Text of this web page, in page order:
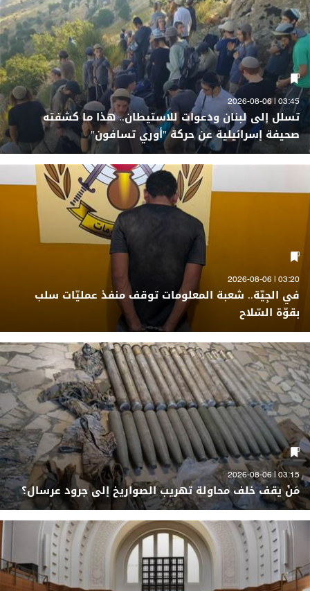
03:45 | 2026-08-06
تسلل إلى لبنان ودعوات للاستيطان.. هذا ما كشفته
صحيفة إسرائيلية عن حركة "أوري تسافون"
03:20 | 2026-08-06
في الجِيّة.. شعبة المعلومات توقف منفذ عمليّات سلب
بقوّة السّلاح
03:15 | 2026-08-06
مَنْ يقف خلف محاولة تهريب الصواريخ إلى جرود عرسال؟